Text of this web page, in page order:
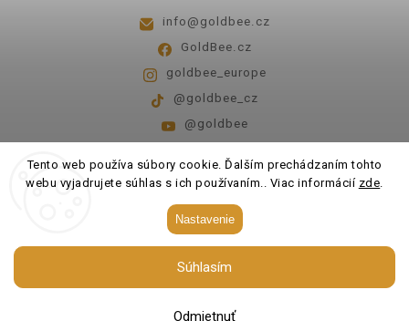
Tento web používa súbory cookie. Ďalším prechádzaním tohto
webu vyjadrujete súhlas s ich používaním.. Viac informácií zde.
Nastavenie
Odmietnuť
Súhlasím
info@goldbee.cz
GoldBee.cz
goldbee_europe
@goldbee_cz
@goldbee
Pondelok - piatok 8:00-14:00
GoldBee. Všetky práva vyhradené.
Upraviť nastavenie cookies
Shoptet| Design